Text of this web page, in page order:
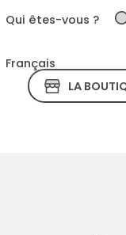
Qui êtes-vous ?
Français
LA